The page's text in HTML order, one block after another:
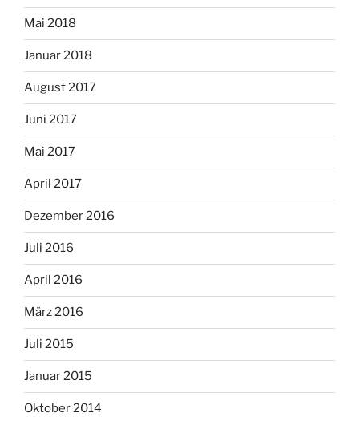
Mai 2018
Januar 2018
August 2017
Juni 2017
Mai 2017
April 2017
Dezember 2016
Juli 2016
April 2016
März 2016
Juli 2015
Januar 2015
Oktober 2014